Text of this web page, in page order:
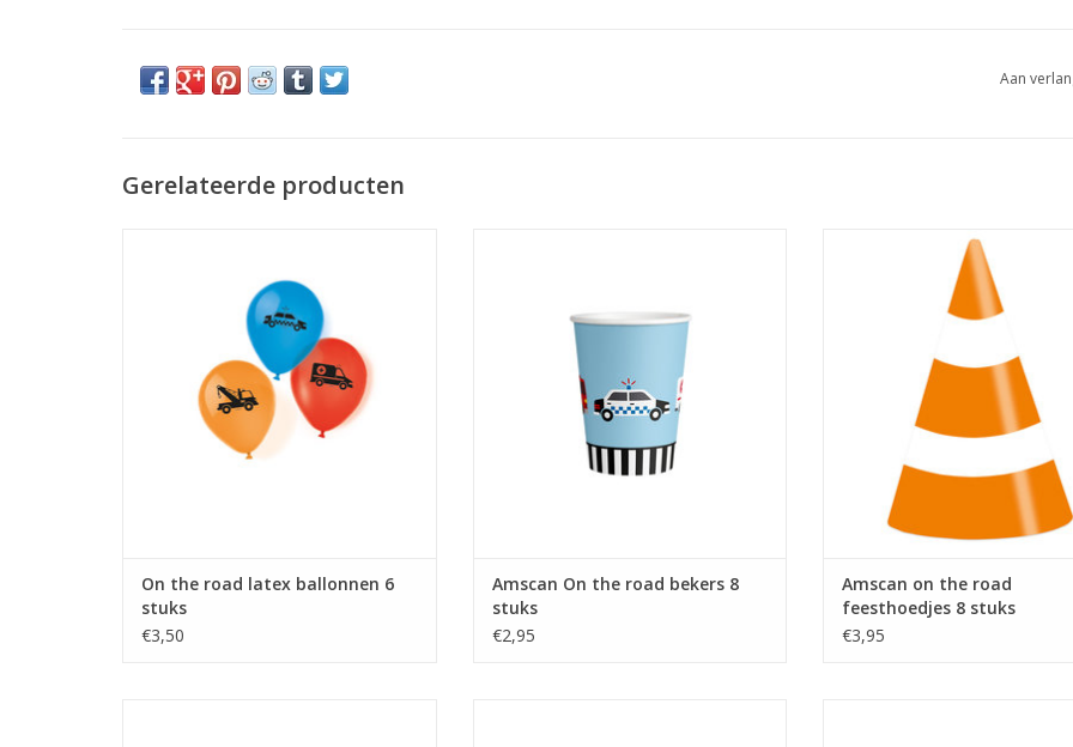
Aan
Gerelateerde producten
TOEVOEGEN AAN WINKELWAGEN
On the road latex ballonnen 6
stuks
€3,50
Amscan On the road bekers 8
stuks
€2,95
Amscan on the road feesthoedjes
TOEVOEGEN AAN
Amscan on the road
feesthoedjes 8 stuks
€3,95